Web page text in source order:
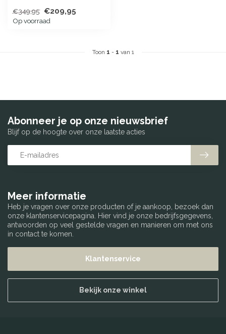
€349,95 €209,95
Op voorraad
Toon 1 - 1 van 1
Meer informatie
Heb je vragen over onze producten of je aankoop, bezoek dan
onze klantenservicepagina. Hier vind je onze bedrijfsgegevens,
antwoorden op veel gestelde vragen en manieren om met ons
in contact te komen.
Klantenservice
Bekijk onze winkel
Abonneer je op onze nieuwsbrief
Blijf op de hoogte over onze laatste acties